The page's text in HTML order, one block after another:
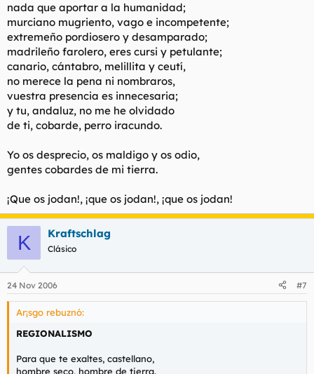
nada que aportar a la humanidad;
murciano mugriento, vago e incompetente;
extremeño pordiosero y desamparado;
madrileño farolero, eres cursi y petulante;
canario, cántabro, melillita y ceutí,
no merece la pena ni nombraros,
vuestra presencia es innecesaria;
y tu, andaluz, no me he olvidado
de ti, cobarde, perro iracundo.
Yo os desprecio, os maldigo y os odio,
gentes cobardes de mi tierra.
¡Que os jodan!, ¡que os jodan!, ¡que os jodan!
K Kraftschlag
Clásico
24 Nov 2006 #7
Ar¡sgo rebuznó:
REGIONALISMO
Para que te exaltes, castellano,
hombre seco, hombre de tierra.